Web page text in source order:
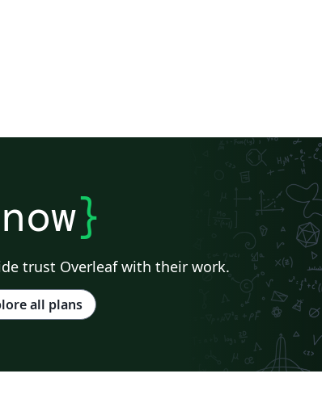
now}
trust Overleaf with their work.
all plans